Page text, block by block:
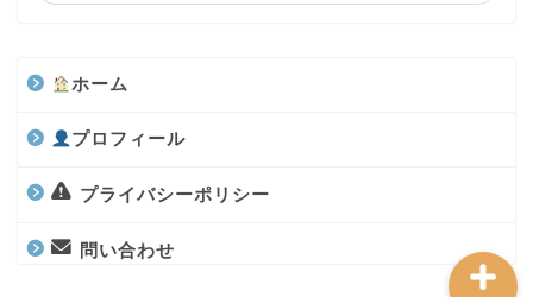
ホーム
プロフィール
プライバシーポリシー
問い合わせ